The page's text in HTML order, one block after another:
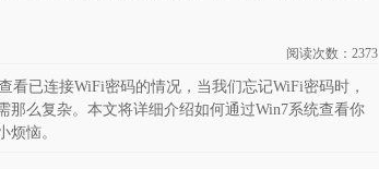
阅读次数： 2373
看已连接WiFi密码的情况，当我们忘记WiFi密码时，
么复杂。本文将详细介绍如何通过Win7系统查看你
烦恼。